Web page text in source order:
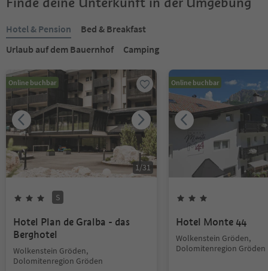
Hotel & Pension
Bed & Breakfast
Urlaub auf dem Bauernhof
Camping
Online buchbar
1/31
S
Hotel Plan de Gralba - das
Berghotel
Wolkenstein Gröden,
Dolomitenregion Gröden
Online buchbar
Hotel Monte 44
Wolkenstein Gröden,
Dolomitenregion Gröden